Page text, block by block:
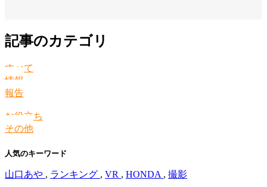
記事のカテゴリ
すべて
情報
報告
お役立ち
その他
人気のキーワード
山口あや , ランキング , VR , HONDA , 撮影